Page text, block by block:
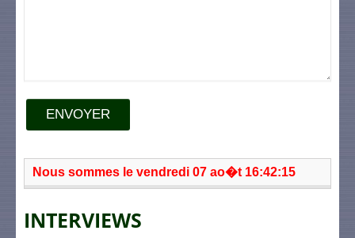
ENVOYER
Nous sommes le vendredi 07 ao�t 16:42:15
INTERVIEWS